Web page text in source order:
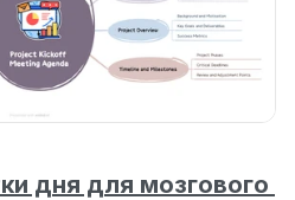
дня для мозгового